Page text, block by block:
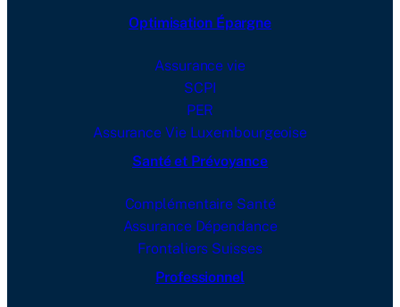
Optimisation Épargne
Assurance vie
SCPI
PER
Assurance Vie Luxembourgeoise
Santé et Prévoyance
Complémentaire Santé
Assurance Dépendance
Frontaliers Suisses
Professionnel